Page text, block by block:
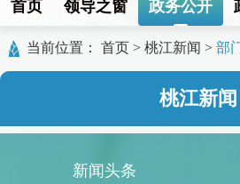
首页 领导之窗 政务公开
当前位置： 首页 > 桃江新闻 > 部
桃江新闻
新闻头条